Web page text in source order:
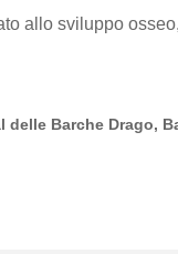
allo sviluppo
delle Barche Drago,